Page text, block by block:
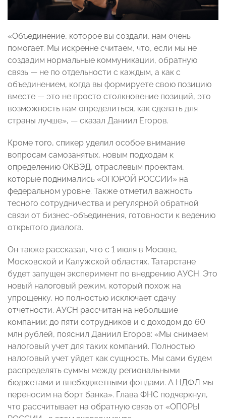
«Объединение, которое вы создали, нам очень
помогает. Мы искренне считаем, что, если мы не
создадим нормальные коммуникации, обратную
связь — не по отдельности с каждым, а как с
объединением, когда вы формируете свою позицию
вместе — это не просто столкновение позиций, это
возможность нам определиться, как сделать для
страны лучше», — сказал Даниил Егоров.
Кроме того, спикер уделил особое внимание
вопросам самозанятых, новым подходам к
определению ОКВЭД, отраслевым проектам,
которые поднимались «ОПОРОЙ РОССИИ» на
федеральном уровне. Также отметил важность
тесного сотрудничества и регулярной обратной
связи от бизнес-объединения, готовности к ведению
открытого диалога.
Он также рассказал, что с 1 июля в Москве,
Московской и Калужской областях, Татарстане
будет запущен эксперимент по внедрению АУСН. Это
новый налоговый режим, который похож на
упрощенку, но полностью исключает сдачу
отчетности. АУСН рассчитан на небольшие
компании: до пяти сотрудников и с доходом до 60
млн рублей, пояснил Даниил Егоров: «Мы снимаем
налоговый учет для таких компаний. Полностью
налоговый учет уйдет как сущность. Мы сами будем
распределять суммы между региональными
бюджетами и внебюджетными фондами. А НДФЛ мы
переносим на борт банка». Глава ФНС подчеркнул,
что рассчитывает на обратную связь от «ОПОРЫ